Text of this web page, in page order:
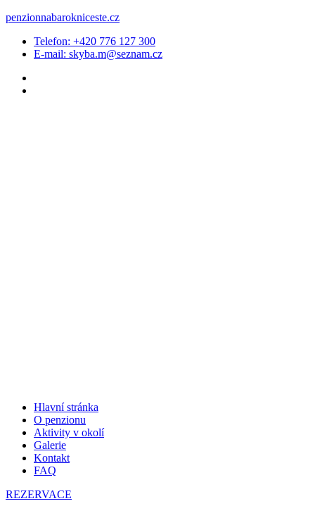
penzionnabarokniceste.cz
Telefon: +420 776 127 300
E-mail: skyba.m@seznam.cz
Hlavní stránka
O penzionu
Aktivity v okolí
Galerie
Kontakt
FAQ
REZERVACE